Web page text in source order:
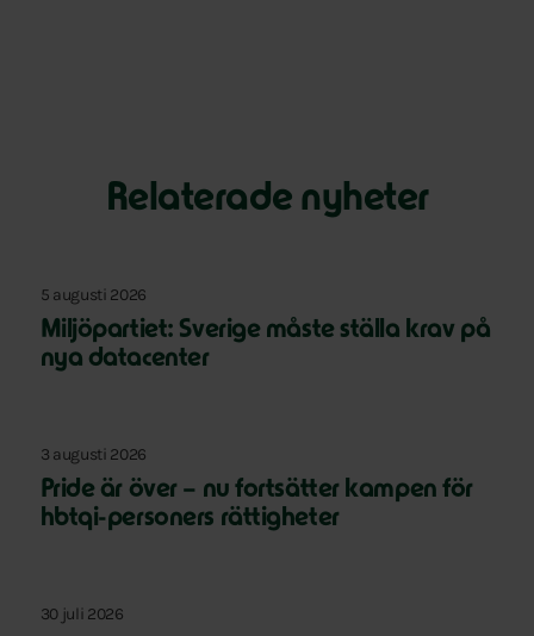
Relaterade nyheter
5 augusti 2026
Miljöpartiet: Sverige måste ställa krav på
nya datacenter
3 augusti 2026
Pride är över – nu fortsätter kampen för
hbtqi-personers rättigheter
30 juli 2026